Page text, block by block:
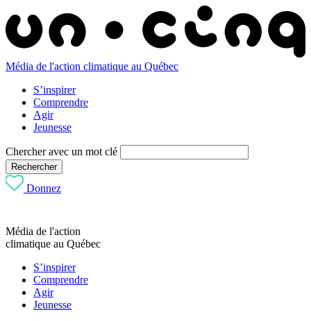
Média de l'action climatique au Québec
S’inspirer
Comprendre
Agir
Jeunesse
Chercher avec un mot clé
Rechercher
Donnez
Média de l'action
climatique au Québec
S’inspirer
Comprendre
Agir
Jeunesse